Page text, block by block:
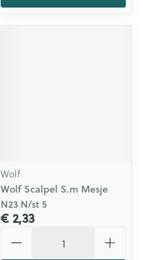
Wolf
Wolf Scalpel S.m Mesje
N23 N/st 5
€ 2,33